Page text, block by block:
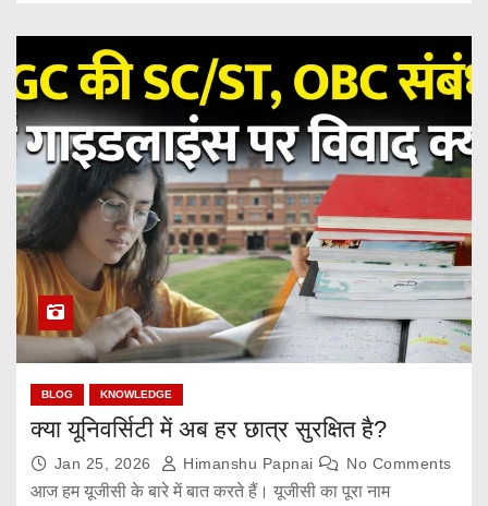
BLOG KNOWLEDGE
क्या यूनिवर्सिटी में अब हर छात्र सुरक्षित है?
Jan 25, 2026 Himanshu Papnai No Comments
आज हम यूजीसी के बारे में बात करते हैं। यूजीसी का पूरा नाम